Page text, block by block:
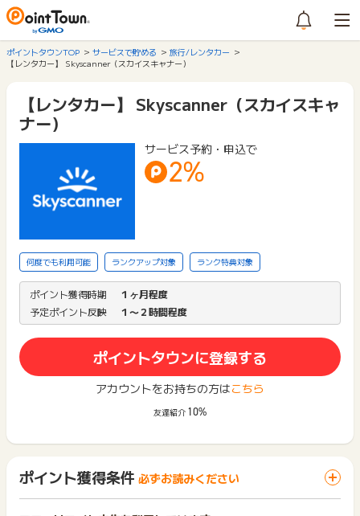
ポイントタウンTOP サービスで貯める
旅行/レンタカー
【レンタカー】 Skyscanner（スカイスキャナー）
【レンタカー】 Skyscanner（スカイスキャ
ナー）
サービス予約・申込で
2%
何度でも利用可能 ランクアップ対象 ランク特典対象
ポイント獲得時期
１ヶ月程度
予定ポイント反映
１〜２時間程度
ポイントタウンに登録する
アカウントをお持ちの方はこちら
友達紹介 10%
ポイント獲得条件 必ずお読みください